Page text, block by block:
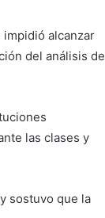
alcanzar
del análisis de
las clases y
sostuvo que la